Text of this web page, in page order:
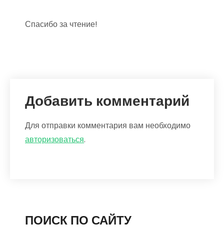
Спасибо за чтение!
Добавить комментарий
Для отправки комментария вам необходимо
авторизоваться.
ПОИСК ПО САЙТУ